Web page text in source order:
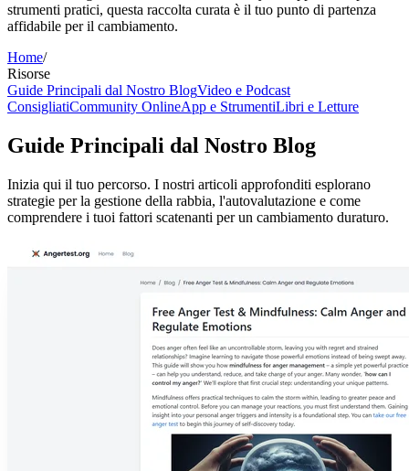
strumenti pratici, questa raccolta curata è il tuo punto di partenza
affidabile per il cambiamento.
Home/
Risorse
Guide Principali dal Nostro BlogVideo e Podcast
ConsigliatiCommunity OnlineApp e StrumentiLibri e Letture
Guide Principali dal Nostro Blog
Inizia qui il tuo percorso. I nostri articoli approfonditi esplorano
strategie per la gestione della rabbia, l'autovalutazione e come
comprendere i tuoi fattori scatenanti per un cambiamento duraturo.